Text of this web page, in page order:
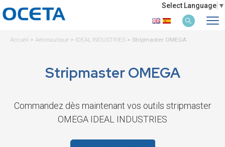
Select Language ▼
Accueil > Aéronautique > IDEAL INDUSTRIES > Stripmaster OMEGA
Stripmaster OMEGA
Commandez dès maintenant vos outils stripmaster
OMEGA IDEAL INDUSTRIES